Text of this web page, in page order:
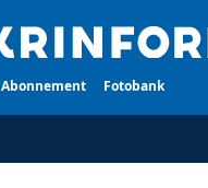
Abonnement Fotobank